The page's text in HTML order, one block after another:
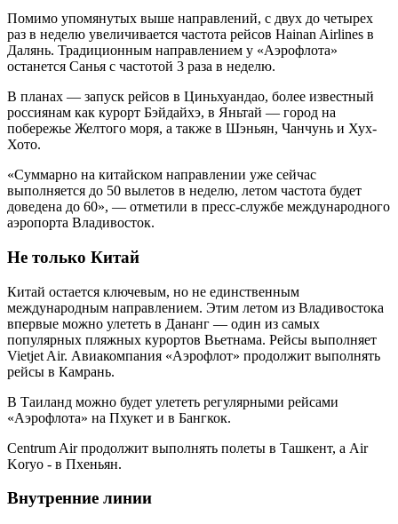
Помимо упомянутых выше направлений, с двух до четырех
раз в неделю увеличивается частота рейсов Hainan Airlines в
Далянь. Традиционным направлением у «Аэрофлота»
останется Санья с частотой 3 раза в неделю.
В планах — запуск рейсов в Циньхуандао, более известный
россиянам как курорт Бэйдайхэ, в Яньтай — город на
побережье Желтого моря, а также в Шэньян, Чанчунь и Хух-
Хото.
«Суммарно на китайском направлении уже сейчас
выполняется до 50 вылетов в неделю, летом частота будет
доведена до 60», — отметили в пресс-службе международного
аэропорта Владивосток.
Не только Китай
Китай остается ключевым, но не единственным
международным направлением. Этим летом из Владивостока
впервые можно улететь в Дананг — один из самых
популярных пляжных курортов Вьетнама. Рейсы выполняет
Vietjet Air. Авиакомпания «Аэрофлот» продолжит выполнять
рейсы в Камрань.
В Таиланд можно будет улететь регулярными рейсами
«Аэрофлота» на Пхукет и в Бангкок.
Centrum Air продолжит выполнять полеты в Ташкент, а Air
Koryo - в Пхеньян.
Внутренние линии